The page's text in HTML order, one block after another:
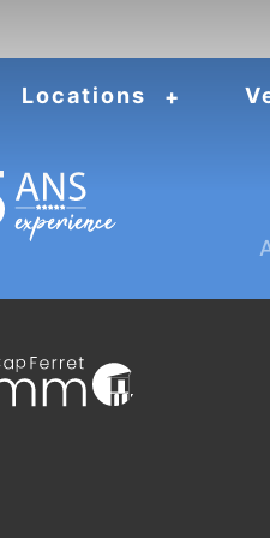
Locations